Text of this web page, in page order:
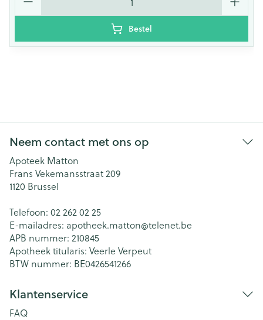
Bestel
Neem contact met ons op
Apoteek Matton
Frans Vekemansstraat 209
1120 Brussel
Telefoon: 02 262 02 25
E-mailadres: apotheek.matton@telenet.be
APB nummer: 210845
Apotheek titularis: Veerle Verpeut
BTW nummer: BE0426541266
Klantenservice
FAQ